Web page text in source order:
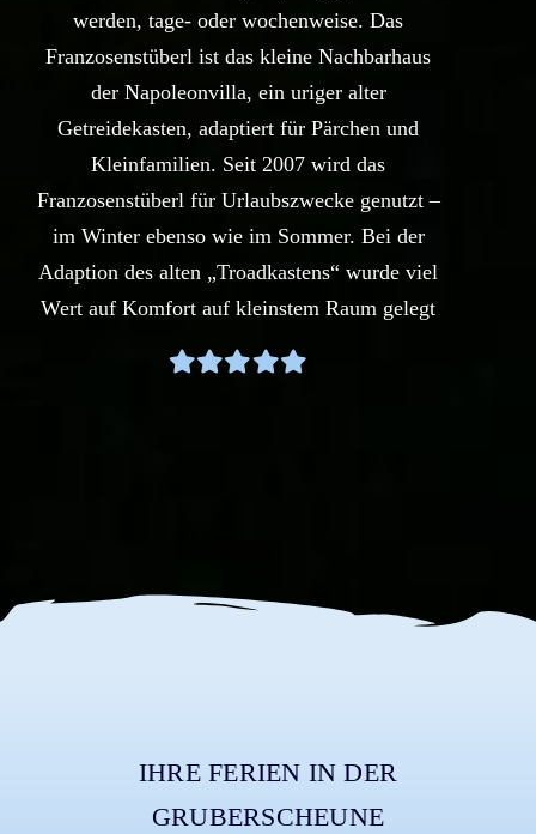
werden, tage- oder wochenweise. Das
Franzosenstüberl ist das kleine Nachbarhaus
der Napoleonvilla, ein uriger alter
Getreidekasten, adaptiert für Pärchen und
Kleinfamilien. Seit 2007 wird das
Franzosenstüberl für Urlaubszwecke genutzt –
im Winter ebenso wie im Sommer. Bei der
Adaption des alten „Troadkastens“ wurde viel
Wert auf Komfort auf kleinstem Raum gelegt
IHRE FERIEN IN DER
GRUBERSCHEUNE